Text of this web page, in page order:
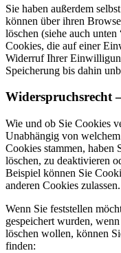
Sie haben außerdem
können über ihren
löschen (siehe auch
Cookies, die auf einer
Widerruf Ihrer
Speicherung bis dahin
Widerspruchsrecht
Wie und ob Sie Cookies
Unabhängig von
Cookies stammen,
löschen, zu deaktivieren
Beispiel können Sie
anderen Cookies zulassen.
Wenn Sie feststellen
gespeichert wurden,
löschen wollen, können
finden: